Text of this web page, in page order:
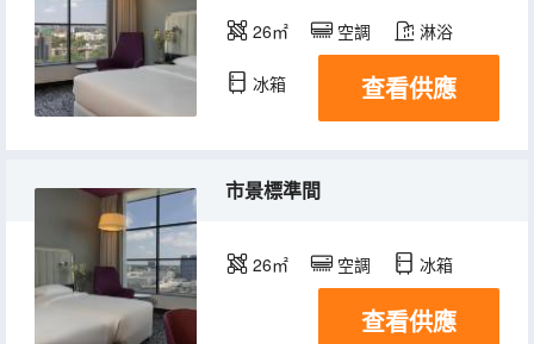
26㎡ 空調 淋浴
冰箱 查看供應
市景標準間
26㎡ 空調 冰箱
查看供應